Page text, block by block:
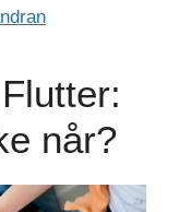
når?